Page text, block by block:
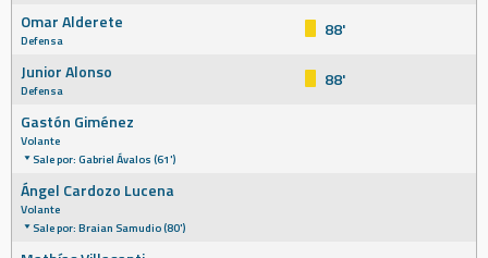
Omar Alderete
Defensa
88'
Junior Alonso
Defensa
88'
Gastón Giménez
Volante
Sale por: Gabriel Ávalos (61')
Ángel Cardozo Lucena
Volante
Sale por: Braian Samudio (80')